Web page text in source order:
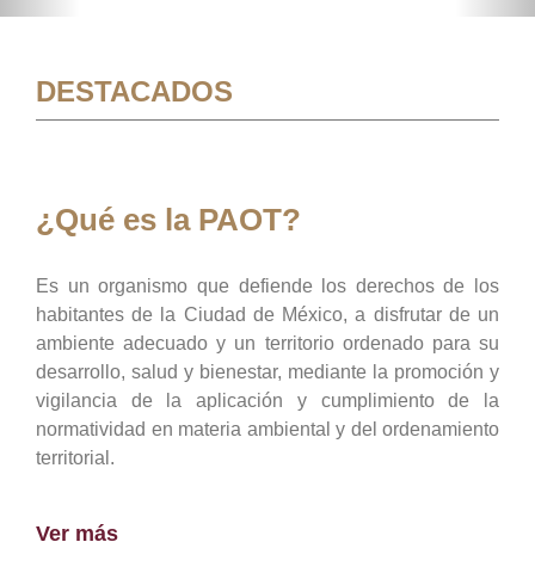
DESTACADOS
¿Qué es la PAOT?
Es un organismo que defiende los derechos de los
habitantes de la Ciudad de México, a disfrutar de un
ambiente adecuado y un territorio ordenado para su
desarrollo, salud y bienestar, mediante la promoción y
vigilancia de la aplicación y cumplimiento de la
normatividad en materia ambiental y del ordenamiento
territorial.
Ver más